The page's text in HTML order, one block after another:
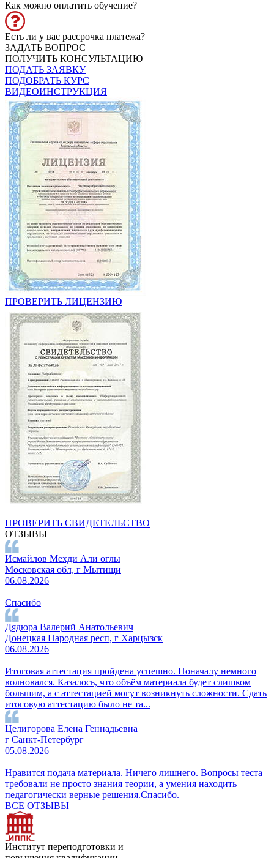
Как можно оплатить обучение?
Есть ли у вас рассрочка платежа?
ЗАДАТЬ ВОПРОС
ПОЛУЧИТЬ КОНСУЛЬТАЦИЮ
ПОДАТЬ ЗАЯВКУ
ПОДОБРАТЬ КУРС
ВИДЕОИНСТРУКЦИЯ
ПРОВЕРИТЬ ЛИЦЕНЗИЮ
ПРОВЕРИТЬ СВИДЕТЕЛЬСТВО
ОТЗЫВЫ
Исмайлов Мехди Али оглы
Московская обл, г Мытищи
06.08.2026
Спасибо
Дядюра Валерий Анатольевич
Донецкая Народная респ, г Харцызск
06.08.2026
Итоговая аттестация пройдена успешно. Поначалу немного
волновался. Казалось, что объём материала будет слишком
большим, а с аттестацией могут возникнуть сложности. Сдать
итоговую аттестацию было не та...
Целигорова Елена Геннадьевна
г Санкт-Петербург
05.08.2026
Нравится подача материала. Ничего лишнего. Вопросы теста
требовали не просто знания теории, а умения находить
педагогически верные решения.Спасибо.
ВСЕ ОТЗЫВЫ
Институт переподготовки и